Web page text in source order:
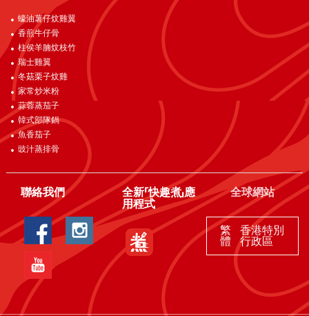
蠔油薯仔炆雞翼
香煎牛仔骨
柱侯羊腩炆枝竹
瑞士雞翼
冬菇栗子炆雞
家常炒米粉
蒜蓉蒸茄子
韓式部隊鍋
魚香茄子
豉汁蒸排骨
聯絡我們
全新「快趣煮」應
用程式
全球網站
繁
體
香港特別
行政區